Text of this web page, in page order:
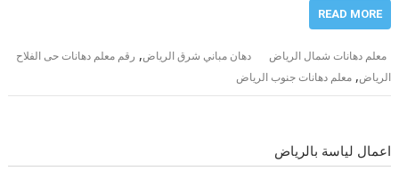
READ MORE
معلم دهانات شمال الرياض دهان مباني شرق الرياض, رقم معلم دهانات حى الفلاح
الرياض,معلم دهانات جنوب الرياض
اعمال لياسة بالرياض